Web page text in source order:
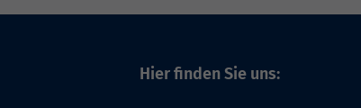
Hier finden Sie uns: